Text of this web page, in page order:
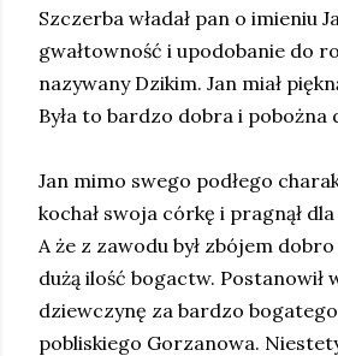
Szczerba władał pan o imieniu
gwałtowność i upodobanie do
nazywany Dzikim. Jan miał
Była to bardzo dobra i pobożna
Jan mimo swego podłego
kochał swoja córkę i pragnął
A że z zawodu był zbójem
dużą ilość bogactw. Postanowił
dziewczynę za bardzo
pobliskiego Gorzanowa.